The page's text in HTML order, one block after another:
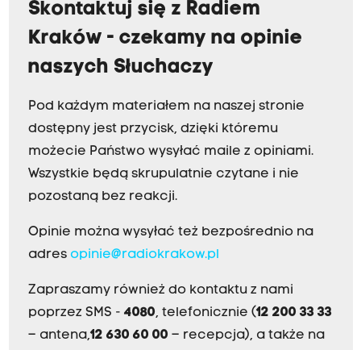
Skontaktuj się z Radiem
Kraków - czekamy na opinie
naszych Słuchaczy
Pod każdym materiałem na naszej stronie
dostępny jest przycisk, dzięki któremu
możecie Państwo wysyłać maile z opiniami.
Wszystkie będą skrupulatnie czytane i nie
pozostaną bez reakcji.
Opinie można wysyłać też bezpośrednio na
adres opinie@radiokrakow.pl
Zapraszamy również do kontaktu z nami
poprzez SMS - 4080, telefonicznie (12 200 33 33
– antena,12 630 60 00 – recepcja), a także na